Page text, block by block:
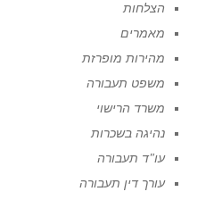
הצלחות
מאמרים
מהירות מופרזת
משפט תעבורה
משרד הרישוי
נהיגה בשכרות
עו"ד תעבורה
עורך דין תעבורה